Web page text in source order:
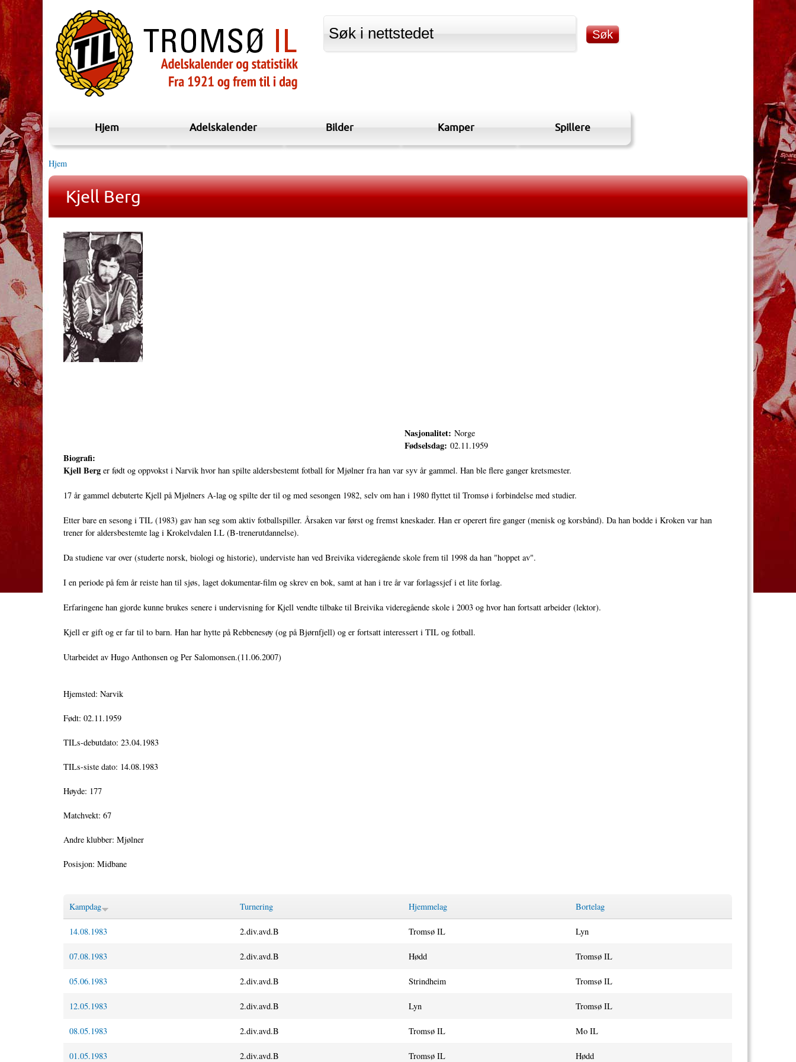
Hjem Adelskalender Bilder Kamper Spillere
Hjem
Kjell Berg
Nasjonalitet:Norge
Fødselsdag:02.11.1959
Biografi:
Kjell Berger født og oppvokst i Narvik hvor han spilte aldersbestemt fotball for Mjølner fra han var syv år gammel. Han ble flere ganger kretsmester.
17 år gammel debuterte Kjell på Mjølners A-lag og spilte der til og med sesongen 1982, selv om han i 1980 flyttet til Tromsø i forbindelse med studier.
Etter bare en sesong i TIL (1983) gav han seg som aktiv fotballspiller. Årsaken var først og fremst kneskader. Han er operert fire ganger (menisk og korsbånd). Da han bodde i Kroken var han
trener for aldersbestemte lag i Krokelvdalen I.L (B-trenerutdannelse).
Da studiene var over (studerte norsk, biologi og historie), underviste han ved Breivika videregående skole frem til 1998 da han "hoppet av".
I en periode på fem år reiste han til sjøs, laget dokumentar-film og skrev en bok, samt at han i tre år var forlagssjef i et lite forlag.
Erfaringene han gjorde kunne brukes senere i undervisning for Kjell vendte tilbake til Breivika videregående skole i 2003 og hvor han fortsatt arbeider (lektor).
Kjell er gift og er far til to barn. Han har hytte på Rebbenesøy (og på Bjørnfjell) og er fortsatt interessert i TIL og fotball.
Utarbeidet av Hugo Anthonsen og Per Salomonsen.(11.06.2007)
Hjemsted: Narvik
Født: 02.11.1959
TILs-debutdato: 23.04.1983
TILs-siste dato: 14.08.1983
Høyde: 177
Matchvekt: 67
Andre klubber: Mjølner
Posisjon: Midbane
Kampdag Turnering Hjemmelag Bortelag
14.08.1983 2.div.avd.B Tromsø IL Lyn
07.08.1983 2.div.avd.B Hødd Tromsø IL
05.06.1983 2.div.avd.B Strindheim Tromsø IL
12.05.1983 2.div.avd.B Lyn Tromsø IL
08.05.1983 2.div.avd.B Tromsø IL Mo IL
01.05.1983 2.div.avd.B Tromsø IL Hødd